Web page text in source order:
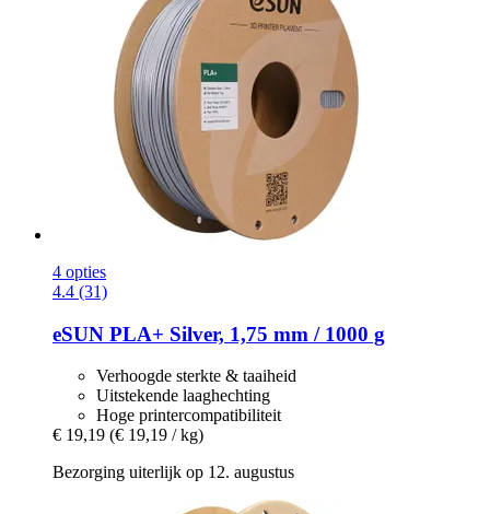
4 opties
4.4 (31)
eSUN PLA+ Silver, 1,75 mm / 1000 g
Verhoogde sterkte & taaiheid
Uitstekende laaghechting
Hoge printercompatibiliteit
€ 19,19 (€ 19,19 / kg)
Bezorging uiterlijk op 12. augustus